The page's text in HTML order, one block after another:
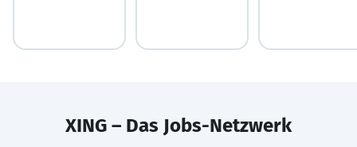
XING – Das Jobs-Netzwerk